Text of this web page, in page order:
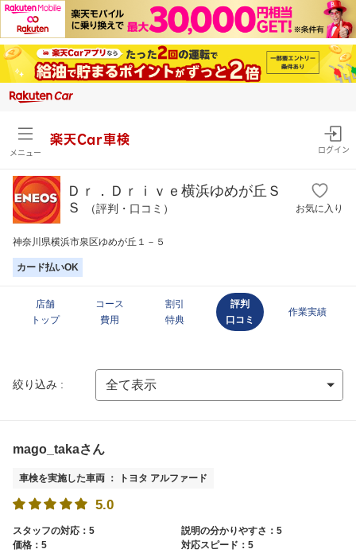
メニュー
楽天Car車検
ログイン
Ｄｒ．Ｄｒｉｖｅ横浜ゆめが丘Ｓ
Ｓ
（評判・口コミ） お気に入り
神奈川県横浜市泉区ゆめが丘１－５
カード払いOK
店舗
トップ
コース
費用
割引
特典
評判
口コミ
作業実績
絞り込み :
mago_takaさん
車検を実施した車両 ： トヨタ アルファード
5.0
スタッフの対応：5
説明の分かりやすさ：5
価格：5
対応スピード：5